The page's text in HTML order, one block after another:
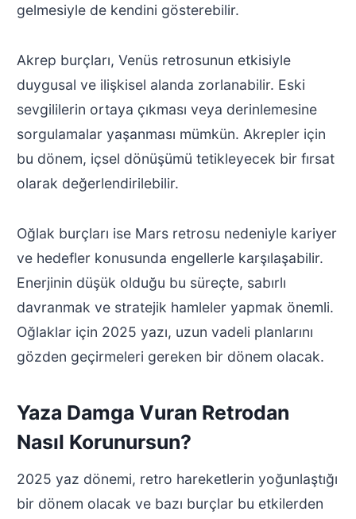
gelmesiyle de kendini gösterebilir.
Akrep burçları, Venüs retrosunun etkisiyle
duygusal ve ilişkisel alanda zorlanabilir. Eski
sevgililerin ortaya çıkması veya derinlemesine
sorgulamalar yaşanması mümkün. Akrepler için
bu dönem, içsel dönüşümü tetikleyecek bir fırsat
olarak değerlendirilebilir.
Oğlak burçları ise Mars retrosu nedeniyle kariyer
ve hedefler konusunda engellerle karşılaşabilir.
Enerjinin düşük olduğu bu süreçte, sabırlı
davranmak ve stratejik hamleler yapmak önemli.
Oğlaklar için 2025 yazı, uzun vadeli planlarını
gözden geçirmeleri gereken bir dönem olacak.
Yaza Damga Vuran Retrodan
Nasıl Korunursun?
2025 yaz dönemi, retro hareketlerin yoğunlaştığı
bir dönem olacak ve bazı burçlar bu etkilerden